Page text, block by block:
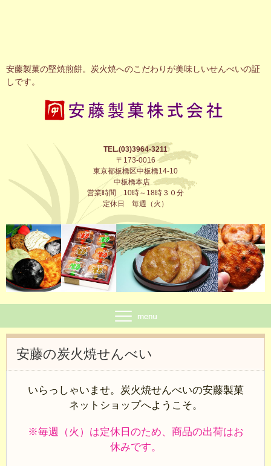
安藤製菓の堅焼煎餅。炭火焼へのこだわりが美味しいせんべいの証
しです。
TEL.(03)3964-3211
〒173-0016
東京都板橋区中板橋14-10
中板橋本店
営業時間 10時～18時３０分
定休日 毎週（火）
安藤の炭火焼せんべい
いらっしゃいませ。炭火焼せんべいの安藤製菓
ネットショップへようこそ。
※毎週（火）は定休日のため、商品の出荷はお
休みです。